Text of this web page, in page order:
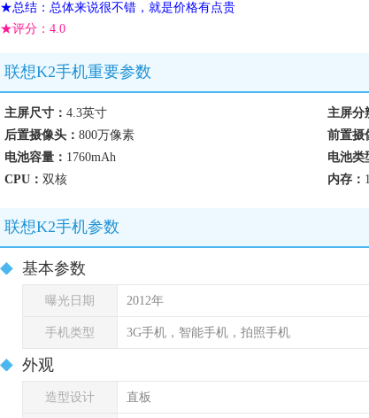
★总结：总体来说很不错，就是价格有点贵
★评分： 4.0
联想K2手机重要参数
主屏尺寸： 4.3英寸 主屏分
后置摄像头： 800万像素 前置摄
电池容量： 1760mAh 电池类
CPU： 双核 内存：
联想K2手机参数
基本参数
曝光日期 2012年
手机类型 3G手机，智能手机，拍照手机
外观
造型设计 直板